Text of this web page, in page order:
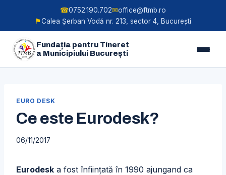
☎0752.190.702✉office@ftmb.ro
⚑Calea Șerban Vodă nr. 213, sector 4, București
Fundația pentru Tineret
a Municipiului București
contentEURO DESK
Ce este Eurodesk?
06/11/2017
Eurodesk a fost înființată în 1990 ajungand ca